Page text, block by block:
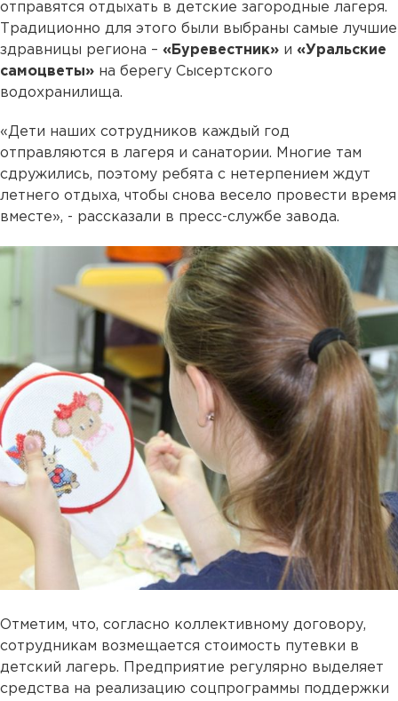
отправятся отдыхать в детские загородные лагеря.
Традиционно для этого были выбраны самые лучшие
здравницы региона – «Буревестник» и «Уральские
самоцветы» на берегу Сысертского
водохранилища.
«Дети наших сотрудников каждый год
отправляются в лагеря и санатории. Многие там
сдружились, поэтому ребята с нетерпением ждут
летнего отдыха, чтобы снова весело провести время
вместе», - рассказали в пресс-службе завода.
Отметим, что, согласно коллективному договору,
сотрудникам возмещается стоимость путевки в
детский лагерь. Предприятие регулярно выделяет
средства на реализацию соцпрограммы поддержки